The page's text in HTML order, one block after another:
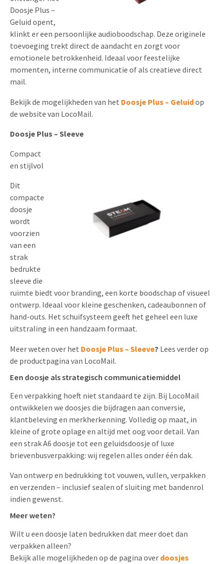
Doosje Plus –
Geluid opent,
klinkt er een persoonlijke audioboodschap. Deze originele
toevoeging trekt direct de aandacht en zorgt voor
emotionele betrokkenheid. Ideaal voor feestelijke
momenten, interne communicatie of als creatieve direct
mail.
Bekijk de mogelijkheden van het Doosje Plus – Geluidop
de website van LocoMail.
Doosje Plus – Sleeve
Compact
en stijlvol
Dit
compacte
doosje
wordt
voorzien
van een
strak
bedrukte
sleeve die
ruimte biedt voor branding, een korte boodschap of visueel
ontwerp. Ideaal voor kleine geschenken, cadeaubonnen of
hand-outs. Het schuifsysteem geeft het geheel een luxe
uitstraling in een handzaam formaat.
Meer weten over het Doosje Plus – Sleeve? Lees verder op
de productpagina van LocoMail.
Een doosje als strategisch communicatiemiddel
Een verpakking hoeft niet standaard te zijn. Bij LocoMail
ontwikkelen we doosjes die bijdragen aan conversie,
klantbeleving en merkherkenning. Volledig op maat, in
kleine of grote oplage en altijd met oog voor detail. Van
een strak A6 doosje tot een geluidsdoosje of luxe
brievenbusverpakking: wij regelen alles onder één dak.
Van ontwerp en bedrukking tot vouwen, vullen, verpakken
en verzenden – inclusief sealen of sluiting met bandenrol
indien gewenst.
Meer weten?
Wilt u een doosje laten bedrukken dat meer doet dan
verpakken alleen?
Bekijk alle mogelijkheden op de pagina over doosjes